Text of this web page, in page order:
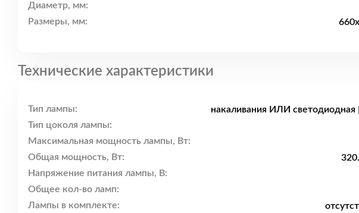
Диаметр, мм:
Размеры, мм:
Технические характеристики
Тип лампы:
накаливания ИЛИ светодиодная
Тип цоколя лампы:
Максимальная мощность лампы, Вт:
Общая мощность, Вт:
Напряжение питания лампы, В:
Общее кол-во ламп:
Лампы в комплекте: